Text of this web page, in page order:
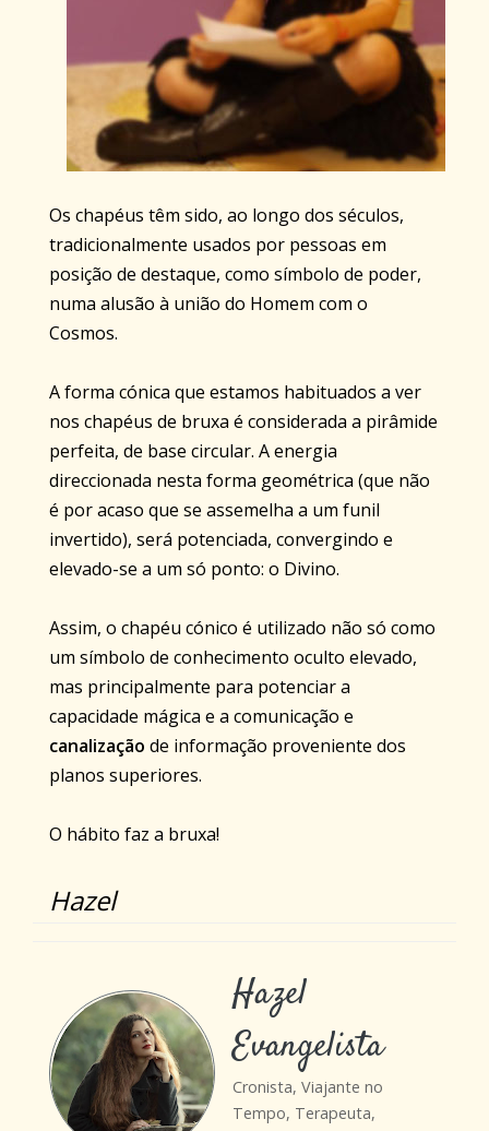
Os chapéus têm sido, ao longo dos séculos,
tradicionalmente usados por pessoas em
posição de destaque, como símbolo de poder,
numa alusão à união do Homem com o
Cosmos.
A forma cónica que estamos habituados a ver
nos chapéus de bruxa é considerada a pirâmide
perfeita, de base circular. A energia
direccionada nesta forma geométrica (que não
é por acaso que se assemelha a um funil
invertido), será potenciada, convergindo e
elevado-se a um só ponto: o Divino.
Assim, o chapéu cónico é utilizado não só como
um símbolo de conhecimento oculto elevado,
mas principalmente para potenciar a
capacidade mágica e a comunicação e
canalização de informação proveniente dos
planos superiores.
O hábito faz a bruxa!
Hazel
Hazel
Evangelista
Cronista, Viajante no
Tempo, Terapeuta,